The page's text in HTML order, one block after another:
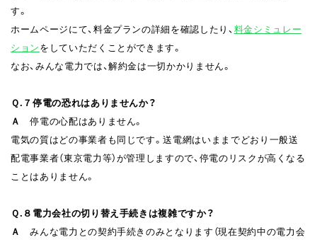
す。
ホームページにて、料金プランの詳細を確認したり、料金シミュレー
ションをしていただくことができます。
なお、みんな電力では、解約金は一切かかりません。
Ｑ.７ 停電の恐れはありませんか？
Ａ停電の心配はありません。
電気の質はどの事業者も同じです。送電網はいままでどおり一般送
配電事業者（東京電力等）が管理しますので、停電のリスクが高くなる
ことはありません。
Ｑ.８ 電力会社の切り替え手続きは複雑ですか？
Ａみんな電力との契約手続きのみとなります（現在契約中の電力会